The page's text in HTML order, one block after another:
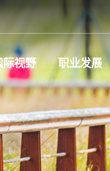
际视野 职业发展